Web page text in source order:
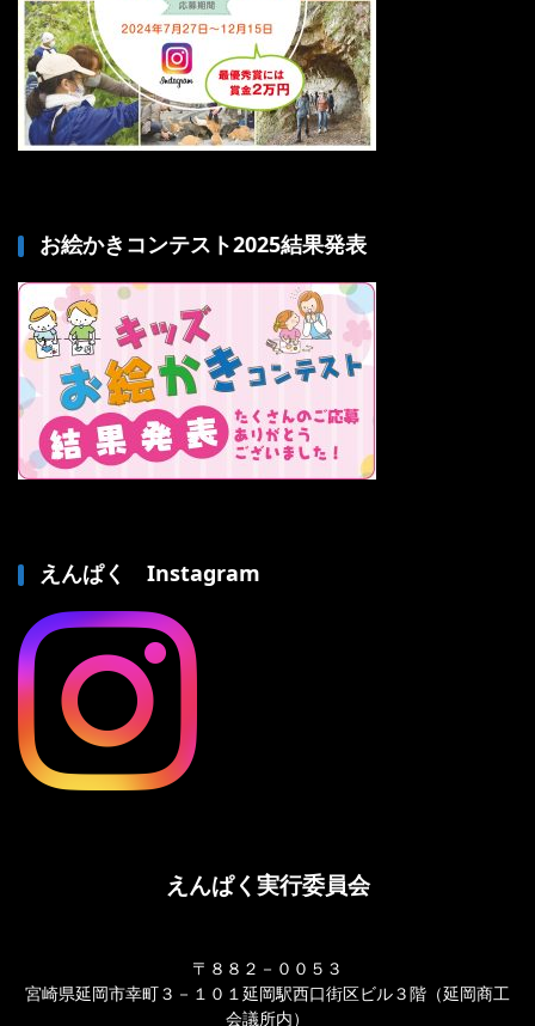
お絵かきコンテスト2025結果発表
えんぱく Instagram
えんぱく実行委員会
〒８８２－００５３
宮崎県延岡市幸町３－１０１延岡駅西口街区ビル３階（延岡商工
会議所内）